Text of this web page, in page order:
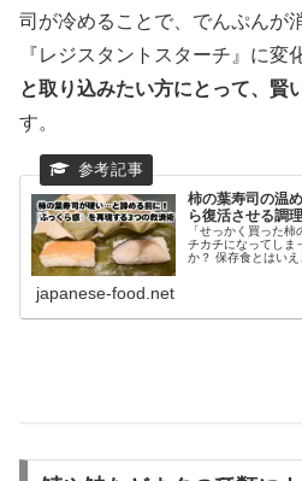
司が冷めることで、でんぷんが
『レジスタントスターチ』に変
と取り込みたい方にとって、賢
す。
柿の葉寿司の温
ら復活させる調
「せっかく買った
チカチになってし
か？ 保存食とはい
japanese-food.net